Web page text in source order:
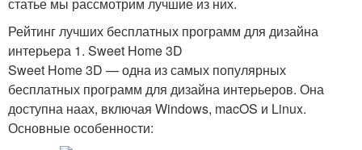
статье мы рассмотрим лучшие из них.
Рейтинг лучших бесплатных программ для дизайна
интерьера 1. Sweet Home 3D
Sweet Home 3D — одна из самых популярных
бесплатных программ для дизайна интерьеров. Она
доступна наах, включая Windows, macOS и Linux.
Основные особенности: